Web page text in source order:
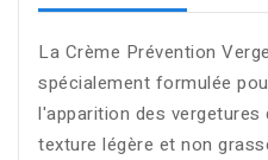
La Crème Prévention
spécialement formulée
l'apparition des
texture légère et non